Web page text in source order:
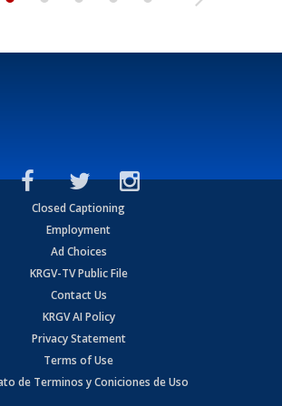
Closed Captioning
Employment
Ad Choices
KRGV-TV Public File
Contact Us
KRGV AI Policy
Privacy Statement
Terms of Use
de Terminos y Coniciones de Uso